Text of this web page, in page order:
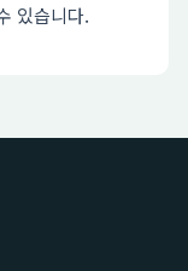
있습니다.